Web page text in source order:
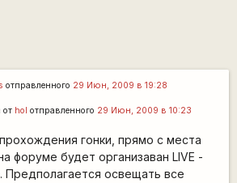
отправленного 29 Июн, 2009 в 19:28
от hol отправленного 29 Июн, 2009 в 10:23
гонки, прямо с места
форуме будет организаван LIVE -
Предполагается освещать все